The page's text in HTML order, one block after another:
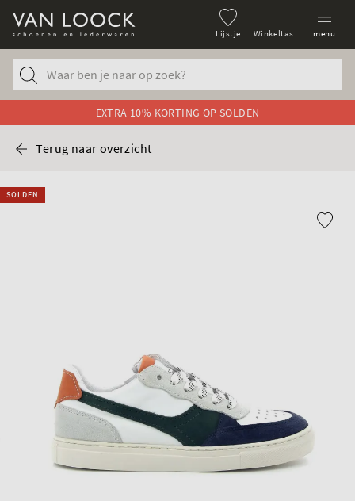
Lijstje Winkeltas menu
EXTRA 10% KORTING OP SOLDEN
Terug naar overzicht
SOLDEN